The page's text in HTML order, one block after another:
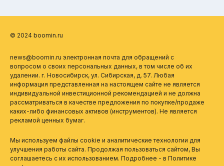
© 2024 boomin.ru
news@boomin.ru электронная почта для обращений с
вопросом о своих персональных данных, в том числе об их
удалении. г. Новосибирск, ул. Сибирская, д. 57. Любая
информация представленная на настоящем сайте не является
индивидуальной инвестиционной рекомендацией и не должна
рассматриваться в качестве предложения по покупке/продаже
каких-либо финансовых активов (инструментов). Не является
рекламой ценных бумаг.
Мы используем файлы cookie и аналитические технологии для
улучшения работы сайта. Продолжая пользоваться сайтом, Вы
соглашаетесь с их использованием. Подробнее - в Политике